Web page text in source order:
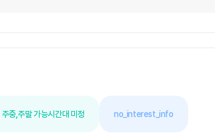
주중,주말 가능시간대 미정 no_interest_info